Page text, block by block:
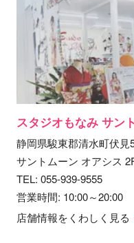
スタジオもなみ サン
静岡県駿東郡清水町伏見
サントムーン オアシス
TEL: 055-939-9555
営業時間: 10:00～20:00
店舗情報をくわしく見る